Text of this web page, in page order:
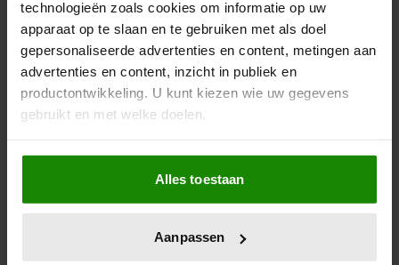
technologieën zoals cookies om informatie op uw
apparaat op te slaan en te gebruiken met als doel
gepersonaliseerde advertenties en content, metingen aan
advertenties en content, inzicht in publiek en
productontwikkeling. U kunt kiezen wie uw gegevens
gebruikt en met welke doelen.
Als u het toestaat, willen we ook graag:
Informatie verzamelen over uw geografische
locatie, die tot een paar meter nauwkeurig kan zijn
scannen op specifieke eigenschappen (fingerprinting)
Alles toestaan
Aanpassen